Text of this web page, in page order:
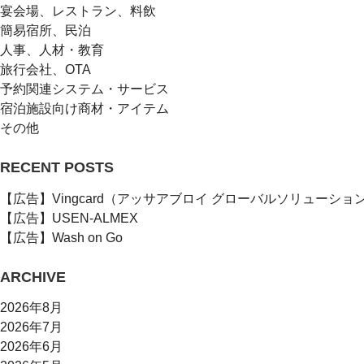
宴会場、レストラン、料飲
簡易宿所、民泊
人事、人材・教育
旅行会社、OTA
予約関連システム・サービス
宿泊施設向け商材・アイテム
その他
RECENT POSTS
【広告】Vingcard（アッサアブロイ グローバルソリューショ
【広告】USEN-ALMEX
【広告】Wash on Go
ARCHIVE
2026年8月
2026年7月
2026年6月